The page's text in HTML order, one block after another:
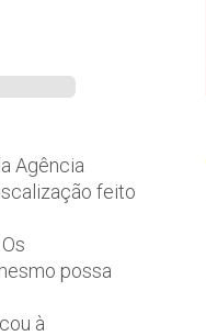
Agência
feito
possa
à